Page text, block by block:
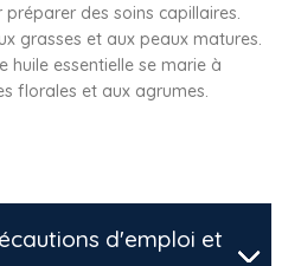
préparer des soins capillaires.
grasses et aux peaux matures.
huile essentielle se marie à
florales et aux agrumes.
d'emploi et